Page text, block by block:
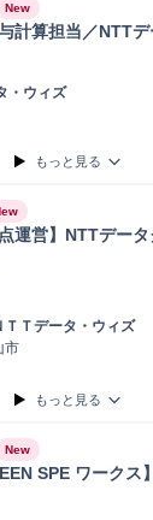
New
計算担当／NTT
・ウィズ
もっと見る
運営】NTTデー
ＴＴデータ・ウィズ
市
もっと見る
New
SPE ワーク